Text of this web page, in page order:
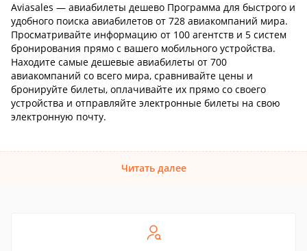
Aviasales — авиабилеты дешево Программа для быстрого и
удобного поиска авиабилетов от 728 авиакомпаний мира.
Просматривайте информацию от 100 агентств и 5 систем
бронирования прямо с вашего мобильного устройства.
Находите самые дешевые авиабилеты от 700
авиакомпаний со всего мира, сравнивайте цены и
бронируйте билеты, оплачивайте их прямо со своего
устройства и отправляйте электронные билеты на свою
электронную почту.
Читать далее